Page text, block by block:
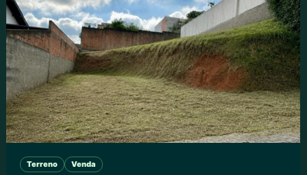
Terreno Venda